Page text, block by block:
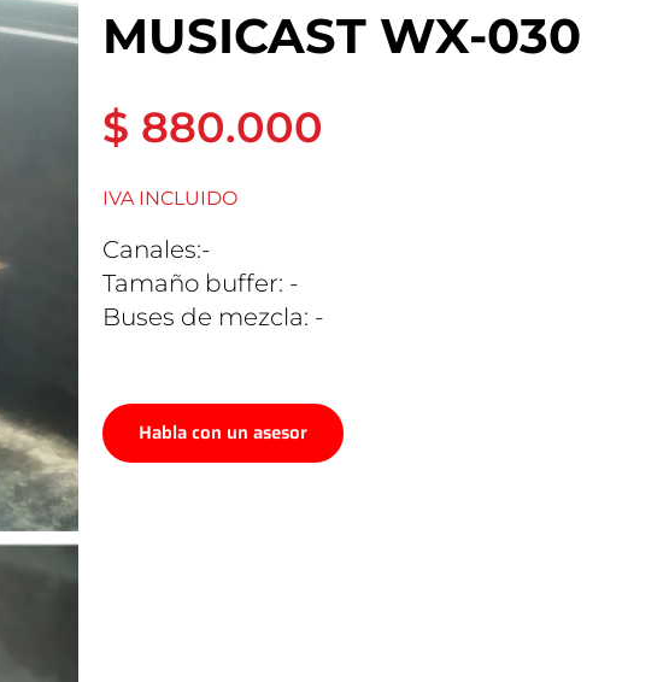
MUSICAST WX-030
$ 880.000
IVA INCLUIDO
Canales:-
Tamaño buffer: -
Buses de mezcla: -
Habla con un asesor